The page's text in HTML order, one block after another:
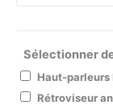
Sélectionner
Haut-parleurs
Rétroviseur